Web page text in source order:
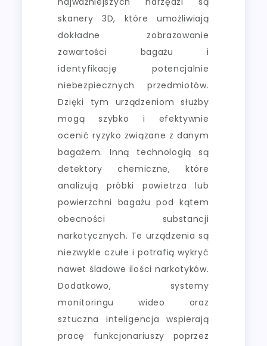
skanery 3D, które umożliwiają
dokładne zobrazowanie
zawartości bagażu i
identyfikację potencjalnie
niebezpiecznych przedmiotów.
Dzięki tym urządzeniom służby
mogą szybko i efektywnie
ocenić ryzyko związane z danym
bagażem. Inną technologią są
detektory chemiczne, które
analizują próbki powietrza lub
powierzchni bagażu pod kątem
obecności substancji
narkotycznych. Te urządzenia są
niezwykle czułe i potrafią wykryć
nawet śladowe ilości narkotyków.
Dodatkowo, systemy
monitoringu wideo oraz
sztuczna inteligencja wspierają
pracę funkcjonariuszy poprzez